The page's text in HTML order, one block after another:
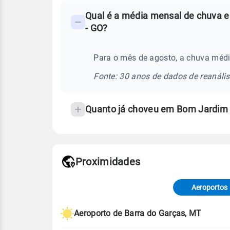
Perguntas
temperatura
Qual é a média mensal de chuva
- GO?
Para o mês de agosto, a chuva
Fonte: 30 anos de dados de
Quanto já choveu em Bom
de Tempo e Estudos Climáticos
Proximidades
Aeroportos
Aeroporto de Barra do Garças, MT